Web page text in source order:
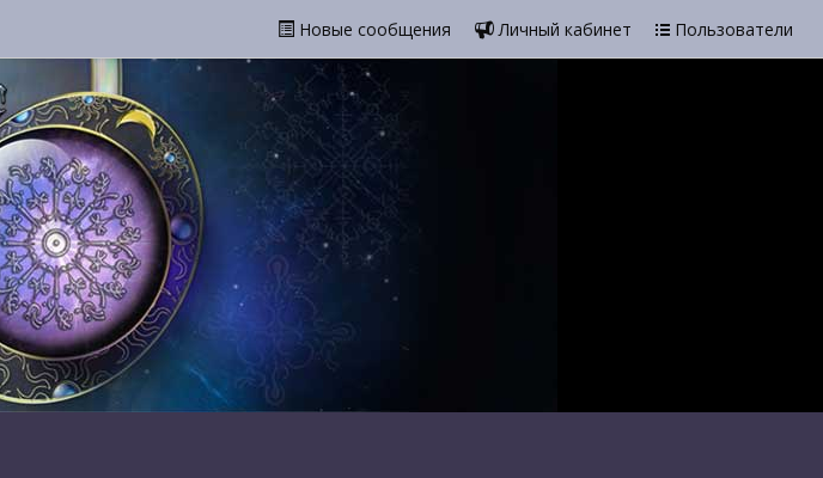
Новые сообщения Личный кабинет Пользователи